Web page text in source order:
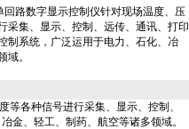
路数字显示控制仪针对现场温度、压
采集、显示、控制、远传、通讯、打印
制系统，广泛运用于电力、石化、冶
。
各种信号进行采集、显示、控制、
金、轻工、制药、航空等诸多领域。